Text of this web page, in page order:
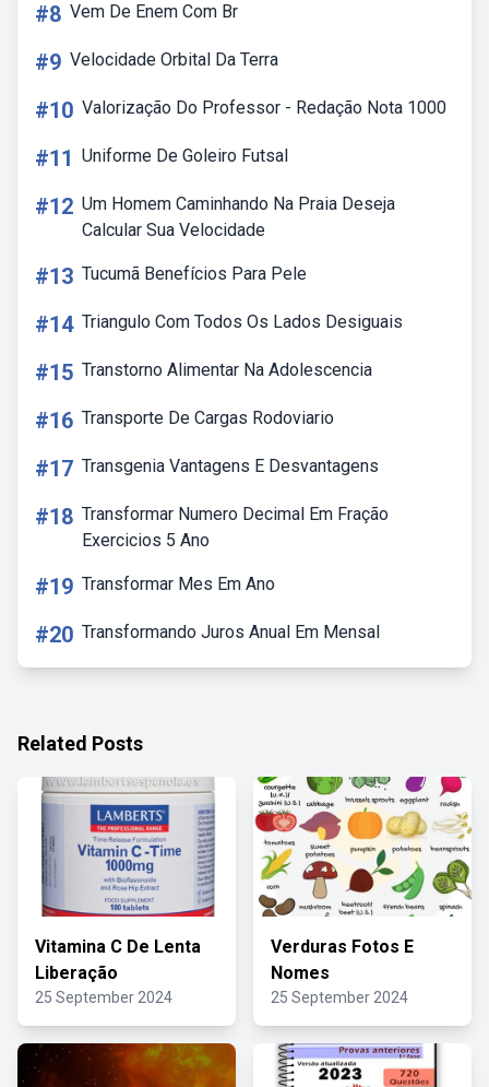
#8 Vem De Enem Com Br
#9 Velocidade Orbital Da Terra
#10 Valorização Do Professor - Redação Nota 1000
#11 Uniforme De Goleiro Futsal
#12 Um Homem Caminhando Na Praia Deseja
Calcular Sua Velocidade
#13 Tucumã Benefícios Para Pele
#14 Triangulo Com Todos Os Lados Desiguais
#15 Transtorno Alimentar Na Adolescencia
#16 Transporte De Cargas Rodoviario
#17 Transgenia Vantagens E Desvantagens
#18 Transformar Numero Decimal Em Fração
Exercicios 5 Ano
#19 Transformar Mes Em Ano
#20 Transformando Juros Anual Em Mensal
Related Posts
Vitamina C De Lenta
Liberação
25 September 2024
Verduras Fotos E
Nomes
25 September 2024